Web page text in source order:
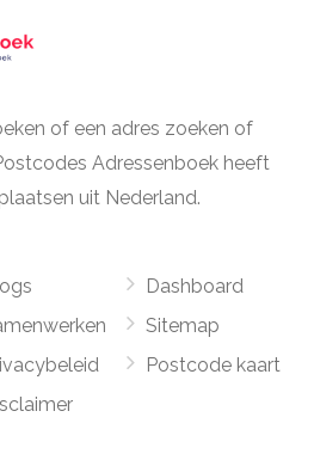
of een adres zoeken of
Adressenboek heeft
uit Nederland.
Dashboard
Sitemap
Postcode kaart